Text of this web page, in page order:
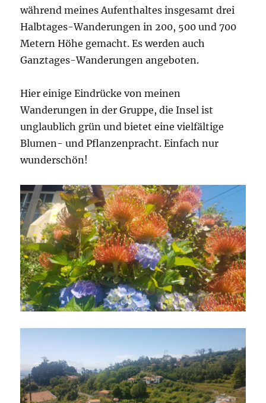
während meines Aufenthaltes insgesamt drei
Halbtages-Wanderungen in 200, 500 und 700
Metern Höhe gemacht. Es werden auch
Ganztages-Wanderungen angeboten.
Hier einige Eindrücke von meinen
Wanderungen in der Gruppe, die Insel ist
unglaublich grün und bietet eine vielfältige
Blumen- und Pflanzenpracht. Einfach nur
wunderschön!